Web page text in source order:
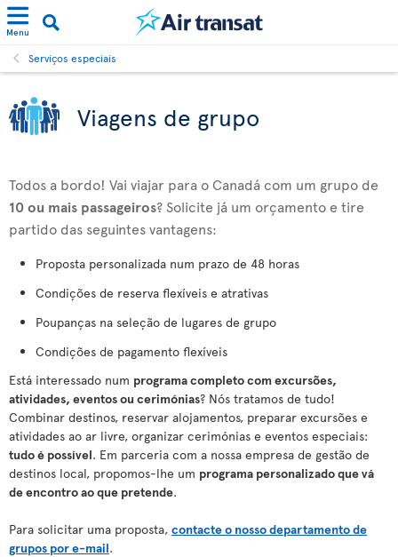
Menu
Serviços especiais
Viagens de grupo
Todos a bordo! Vai viajar para o Canadá com um grupo de
10 ou mais passageiros? Solicite já um orçamento e tire
partido das seguintes vantagens:
Proposta personalizada num prazo de 48 horas
Condições de reserva flexíveis e atrativas
Poupanças na seleção de lugares de grupo
Condições de pagamento flexíveis
Está interessado num programa completo com excursões,
atividades, eventos ou cerimónias? Nós tratamos de tudo!
Combinar destinos, reservar alojamentos, preparar excursões e
atividades ao ar livre, organizar cerimónias e eventos especiais:
tudo é possível. Em parceria com a nossa empresa de gestão de
destinos local, propomos-lhe um programa personalizado que vá
de encontro ao que pretende.
Para solicitar uma proposta, contacte o nosso departamento de
grupos por e-mail.